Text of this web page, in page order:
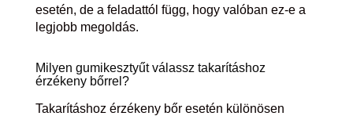
esetén, de a feladattól függ, hogy valóban ez-e a
legjobb megoldás.
Milyen gumikesztyűt válassz takarításhoz
érzékeny bőrrel?
Takarításhoz érzékeny bőr esetén különösen